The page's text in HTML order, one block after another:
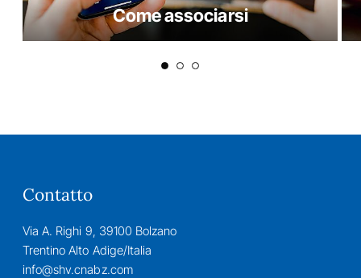
Come associarsi
Contatto
Via A. Righi 9, 39100 Bolzano
Trentino Alto Adige/Italia
info@shv.cnabz.com